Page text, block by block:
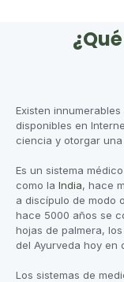
Existen
disponibles en
ciencia y otorgar
Es un sistema
como la India, hace
a discípulo de modo
hace 5000 años se
hojas de palmera,
del Ayurveda hoy en
Los sistemas de